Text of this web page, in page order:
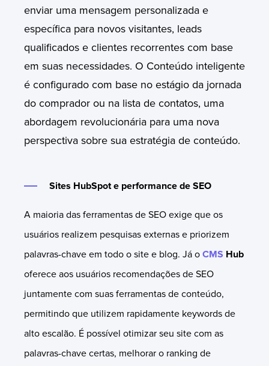
enviar uma mensagem personalizada e
específica para novos visitantes, leads
qualificados e clientes recorrentes com base
em suas necessidades. O Conteúdo inteligente
é configurado com base no estágio da jornada
do comprador ou na lista de contatos, uma
abordagem revolucionária para uma nova
perspectiva sobre sua estratégia de conteúdo.
Sites HubSpot e performance de SEO
A maioria das ferramentas de SEO exige que os
usuários realizem pesquisas externas e priorizem
palavras-chave em todo o site e blog. Já o CMS Hub
oferece aos usuários recomendações de SEO
juntamente com suas ferramentas de conteúdo,
permitindo que utilizem rapidamente keywords de
alto escalão. É possível otimizar seu site com as
palavras-chave certas, melhorar o ranking de